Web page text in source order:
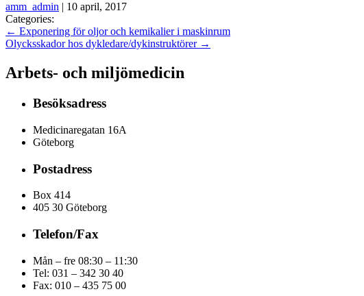
amm_admin | 10 april, 2017
Categories:
← Exponering för oljor och kemikalier i maskinrum
Olycksskador hos dykledare/dykinstruktörer →
Arbets- och miljömedicin
Besöksadress
Medicinaregatan 16A
Göteborg
Postadress
Box 414
405 30 Göteborg
Telefon/Fax
Mån – fre 08:30 – 11:30
Tel: 031 – 342 30 40
Fax: 010 – 435 75 00